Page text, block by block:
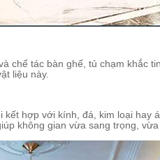
chế tác bàn ghế, tủ chạm khắc
liệu này.
hợp với kính, đá, kim loại
không gian vừa sang trọng, vừa